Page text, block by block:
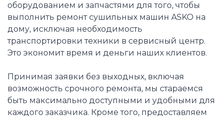
оборудованием и запчастями для того, чтобы
выполнить ремонт сушильных машин ASKO на
дому, исключая необходимость
транспортировки техники в сервисный центр.
Это экономит время и деньги наших клиентов.
Принимая заявки без выходных, включая
возможность срочного ремонта, мы стараемся
быть максимально доступными и удобными для
каждого заказчика. Кроме того, предоставляем